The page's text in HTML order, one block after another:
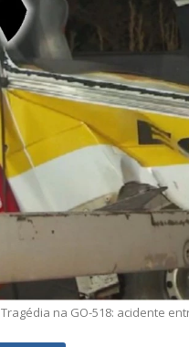
Tragédia na GO-518: acidente